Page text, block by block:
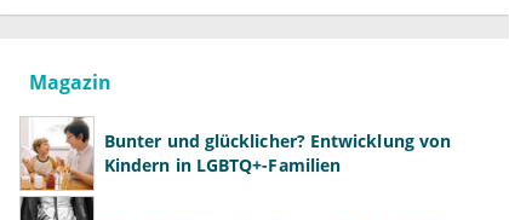
Magazin
Bunter und glücklicher? Entwicklung von
Kindern in LGBTQ+-Familien